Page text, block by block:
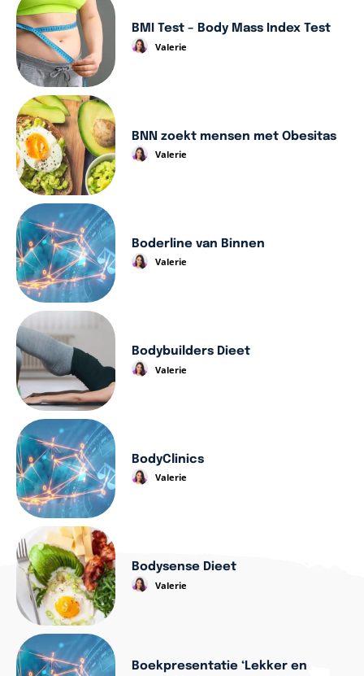
BMI Test – Body Mass Index Test
Valerie
BNN zoekt mensen met Obesitas
Valerie
Boderline van Binnen
Valerie
Bodybuilders Dieet
Valerie
BodyClinics
Valerie
Bodysense Dieet
Valerie
Boekpresentatie ‘Lekker en